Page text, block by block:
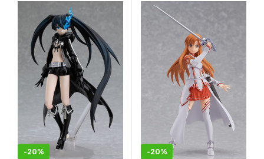
аниме фигурка
-20%
фигурка
-20%